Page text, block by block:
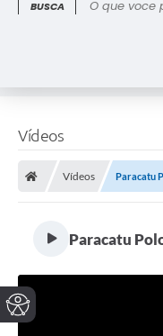
O que voce procura?
Vídeos
Vídeos Paracatu
Paracatu